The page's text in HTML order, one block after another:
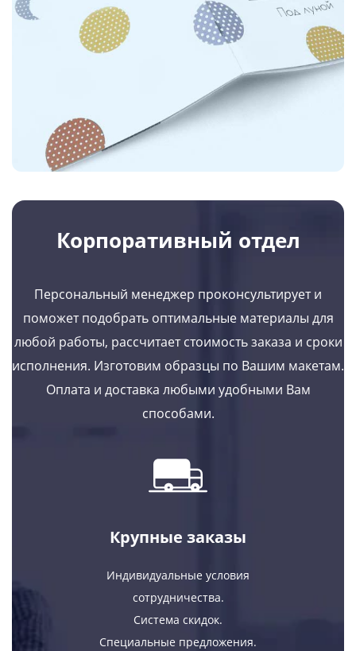
Корпоративный отдел
Персональный менеджер проконсультирует и
поможет подобрать оптимальные материалы для
любой работы, рассчитает стоимость заказа и сроки
исполнения. Изготовим образцы по Вашим макетам.
Оплата и доставка любыми удобными Вам
способами.
Крупные заказы
Индивидуальные условия
сотрудничества.
Система скидок.
Специальные предложения.